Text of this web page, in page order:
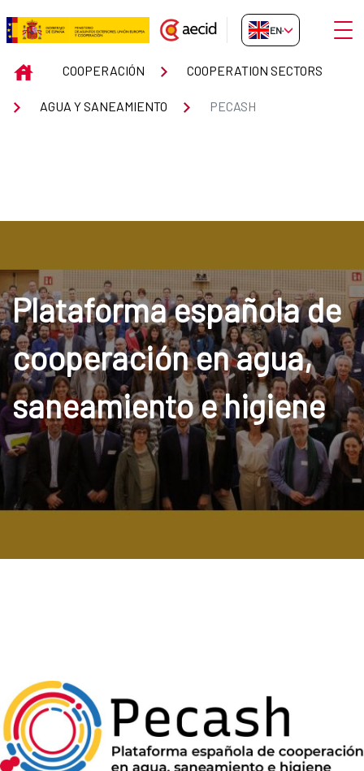
Skip to Main Content
PECASH
EN-GB
INICIOCOOPERACIÓN COOPERATION SECTORS
AGUA Y SANEAMIENTO PECASH
Plataforma española de
cooperación en agua,
saneamiento e higiene